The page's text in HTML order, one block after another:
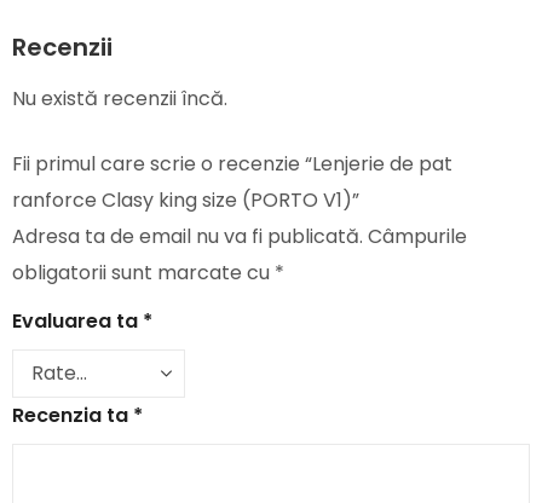
Recenzii
Nu există recenzii încă.
Fii primul care scrie o recenzie “Lenjerie de pat
ranforce Clasy king size (PORTO V1)”
Adresa ta de email nu va fi publicată. Câmpurile
obligatorii sunt marcate cu *
Evaluarea ta *
Recenzia ta *